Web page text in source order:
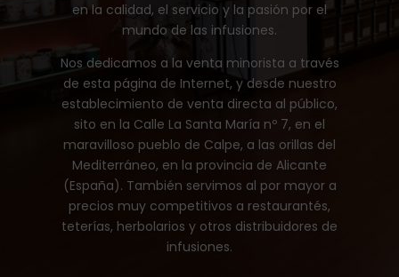
en la calidad, el servicio y la pasión por el
mundo de las infusiones.
Nos dedicamos a la venta minorista a través
de esta página de Internet, y desde nuestro
establecimiento de venta directa al público,
sito en la Calle La Santa María nº 7, en el
maravilloso pueblo de Calpe, a las orillas del
Mediterráneo, en la provincia de Alicante
(España). También servimos al por mayor a
precios muy competitivos a restaurantés,
teterías, herbolarios y otros distribuidores de
infusiones.